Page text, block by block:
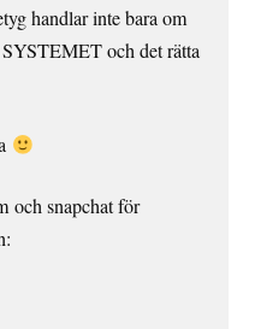
handlar inte bara om
och det rätta
och snapchat för